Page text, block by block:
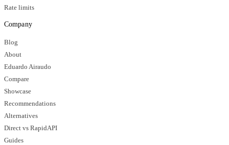
Rate limits
Company
Blog
About
Eduardo Airaudo
Compare
Showcase
Recommendations
Alternatives
Direct vs RapidAPI
Guides